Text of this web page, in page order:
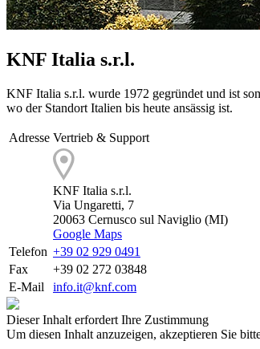
KNF Italia s.r.l.
KNF Italia s.r.l. wurde 1972 gegründet und ist
wo der Standort Italien bis heute ansässig ist.
Adresse Vertrieb & Support
KNF Italia s.r.l.
Via Ungaretti, 7
20063 Cernusco sul Naviglio (MI)
Google Maps
Telefon +39 02 929 0491
Fax
+39 02 272 03848
E-Mail
info.it@knf.com
Dieser Inhalt erfordert Ihre Zustimmung
Um diesen Inhalt anzuzeigen, akzeptieren Sie